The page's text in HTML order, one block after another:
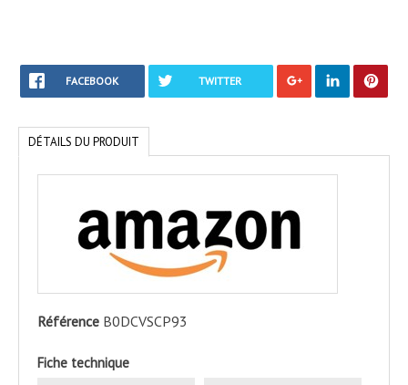
FACEBOOK TWITTER
DÉTAILS DU PRODUIT
Référence B0DCVSCP93
Fiche technique